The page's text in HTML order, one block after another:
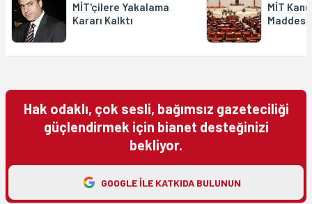
MİT'çilere Yakalama
Kararı Kalktı
MİT
Maddesi
Hak odaklı, çok sesli, bağımsız gazeteciliği
güçlendirmek için bianet desteğinizi
bekliyor.
GOOGLE ILE KATKIDA BULUNUN